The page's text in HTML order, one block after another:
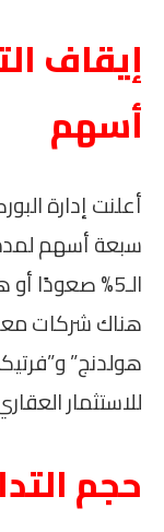
إيقاف
أسهم
أعلنت إدارة
الـ5%
هناك شركات
هولدنج”
للاستثمار
حجم